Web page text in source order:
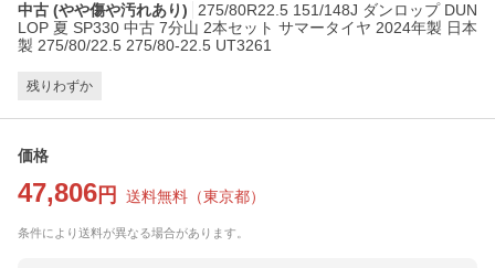
中古 (やや傷や汚れあり)
275/80R22.5 151/148J ダンロップ DUN
LOP 夏 SP330 中古 7分山 2本セット サマータイヤ 2024年製 日本
製 275/80/22.5 275/80-22.5 UT3261
残りわずか
価格
47,806 円 送料無料 （東京都）
条件により送料が異なる場合があります。